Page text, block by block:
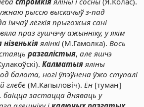
рыссю выскачыў з-пад
імчаў лёгкія прыгожыя сані
праз гушчэчу ажынніку, у якім
нізенькіяялінкі(М.Гамолка). Вось
разгалістыя, але яшчэ
Калматыяяліны
балота, ногі ўпэўнена ўжо ступалі
глебе (М.Капыловіч). Ён[туман]
баіцца застацца дняваць у